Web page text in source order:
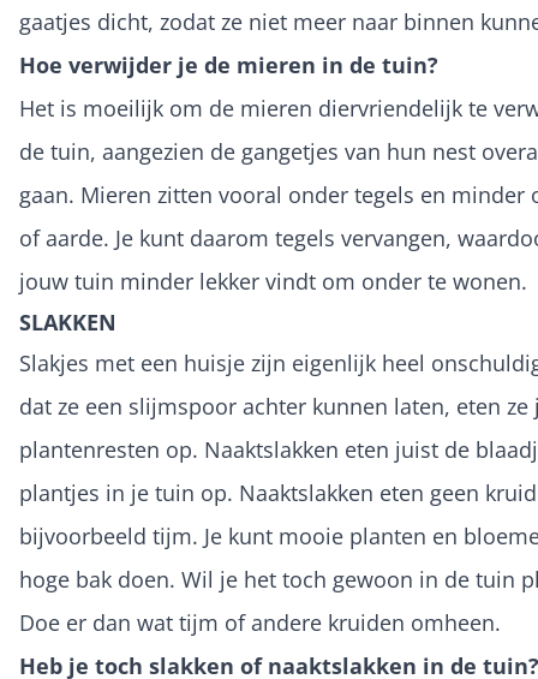
gaatjes dicht, zodat ze niet meer naar binnen
Hoe verwijder je de mieren in de tuin?
Het is moeilijk om de mieren diervriendelijk te
de tuin, aangezien de gangetjes van hun nest
gaan. Mieren zitten vooral onder tegels en minder
of aarde. Je kunt daarom tegels vervangen,
jouw tuin minder lekker vindt om onder te wonen.
SLAKKEN
Slakjes met een huisje zijn eigenlijk heel
dat ze een slijmspoor achter kunnen laten, eten ze
plantenresten op. Naaktslakken eten juist de
plantjes in je tuin op. Naaktslakken eten geen
bijvoorbeeld tijm. Je kunt mooie planten en
hoge bak doen. Wil je het toch gewoon in de tuin
Doe er dan wat tijm of andere kruiden omheen.
Heb je toch slakken of naaktslakken in de tuin?